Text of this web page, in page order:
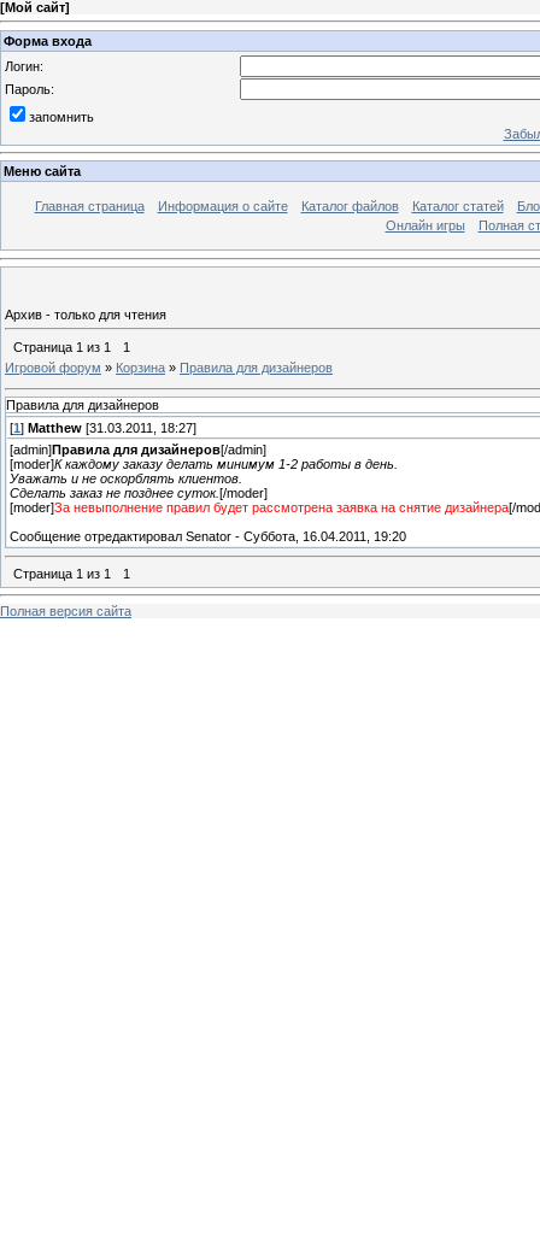
[Мой сайт]
Форма входа
Логин:
Пароль:
запомнить
Меню сайта
Главная страница Информация о сайте Каталог файлов Каталог статей
Онлайн игры
Полная
Архив - только для чтения
Страница 1 из 1
1
Игровой форум » Корзина » Правила для дизайнеров
Правила для дизайнеров
[1 ] Matthew [31.03.2011, 18:27]
[admin] Правила для дизайнеров[/admin]
[moder]К каждому заказу делать минимум 1-2 работы в день.
Уважать и не оскорблять клиентов.
Сделать заказ не позднее суток. [/moder]
[moder]За невыполнение правил будет рассмотрена заявка на снятие дизайнера[/
Сообщение отредактировал Senator - Суббота, 16.04.2011, 19:20
Страница 1 из 1 1
Полная версия сайта